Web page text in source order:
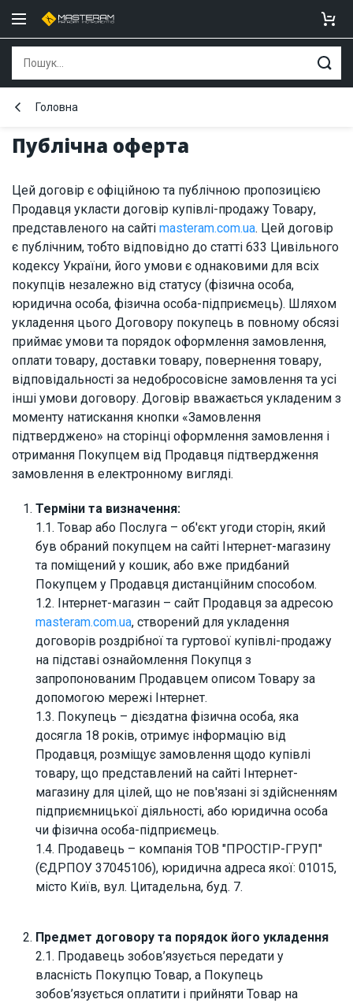
Публічна оферта
Головна
Цей договір є офіційною та публічною пропозицією
Продавця укласти договір купівлі-продажу Товару,
представленого на сайті masteram.com.ua. Цей договір
є публічним, тобто відповідно до статті 633 Цивільного
кодексу України, його умови є однаковими для всіх
покупців незалежно від статусу (фізична особа,
юридична особа, фізична особа-підприємець). Шляхом
укладення цього Договору покупець в повному обсязі
приймає умови та порядок оформлення замовлення,
оплати товару, доставки товару, повернення товару,
відповідальності за недобросовісне замовлення та усі
інші умови договору. Договір вважається укладеним з
моменту натискання кнопки «Замовлення
підтверджено» на сторінці оформлення замовлення і
отримання Покупцем від Продавця підтвердження
замовлення в електронному вигляді.
Терміни та визначення:
1.1. Товар або Послуга – об'єкт угоди сторін, який
був обраний покупцем на сайті Інтернет-магазину
та поміщений у кошик, або вже придбаний
Покупцем у Продавця дистанційним способом.
1.2. Інтернет-магазин – сайт Продавця за адресою
masteram.com.ua, створений для укладення
договорів роздрібної та гуртової купівлі-продажу
на підставі ознайомлення Покупця з
запропонованим Продавцем описом Товару за
допомогою мережі Інтернет.
1.3. Покупець – дієздатна фізична особа, яка
досягла 18 років, отримує інформацію від
Продавця, розміщує замовлення щодо купівлі
товару, що представлений на сайті Інтернет-
магазину для цілей, що не пов'язані зі здійсненням
підприємницької діяльності, або юридична особа
чи фізична особа-підприємець.
1.4. Продавець – компанія ТОВ "ПРОСТІР-ГРУП"
(ЄДРПОУ 37045106), юридична адреса якої: 01015,
місто Київ, вул. Цитадельна, буд. 7.
Предмет договору та порядок його укладення
2.1. Продавець зобов’язується передати у
власність Покупцю Товар, а Покупець
зобов’язується оплатити і прийняти Товар на